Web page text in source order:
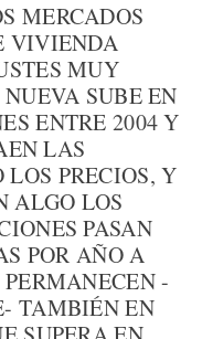
MERCADOS
VIVIENDA
MUY
SUBE EN
ENTRE 2004 Y
LAS
LOS PRECIOS, Y
ALGO LOS
PASAN
POR AÑO A
-
TAMBIÉN EN